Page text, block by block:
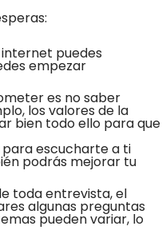
puedes
empezar
es no saber
los valores de la
bien todo ello para que
escucharte a ti
podrás mejorar tu
toda entrevista, el
algunas preguntas
pueden variar, lo